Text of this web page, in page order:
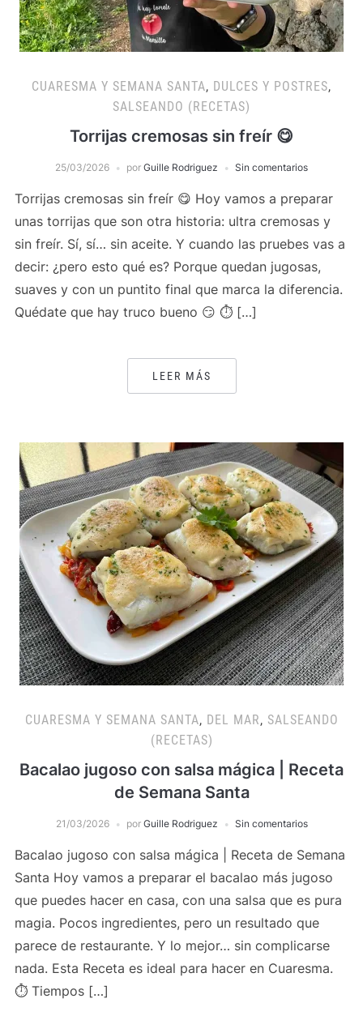
CUARESMA Y SEMANA SANTA, DULCES Y POSTRES,
SALSEANDO (RECETAS)
Torrijas cremosas sin freír 😋
25/03/2026 por Guille Rodriguez Sin comentarios
Torrijas cremosas sin freír 😋 Hoy vamos a preparar
unas torrijas que son otra historia: ultra cremosas y
sin freír. Sí, sí… sin aceite. Y cuando las pruebes vas a
decir: ¿pero esto qué es? Porque quedan jugosas,
suaves y con un puntito final que marca la diferencia.
Quédate que hay truco bueno 😏 ⏱️ […]
LEER MÁS
CUARESMA Y SEMANA SANTA, DEL MAR, SALSEANDO
(RECETAS)
Bacalao jugoso con salsa mágica | Receta
de Semana Santa
21/03/2026 por Guille Rodriguez Sin comentarios
Bacalao jugoso con salsa mágica | Receta de Semana
Santa Hoy vamos a preparar el bacalao más jugoso
que puedes hacer en casa, con una salsa que es pura
magia. Pocos ingredientes, pero un resultado que
parece de restaurante. Y lo mejor… sin complicarse
nada. Esta Receta es ideal para hacer en Cuaresma.
⏱️ Tiempos […]